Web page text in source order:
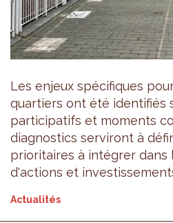
Les enjeux spécifiques
quartiers ont été identifiés
participatifs et moments
diagnostics serviront à
prioritaires à intégrer dans
d'actions et
Actualités